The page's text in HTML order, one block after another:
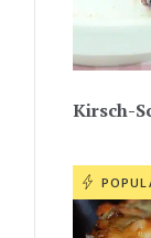
Kirsch-